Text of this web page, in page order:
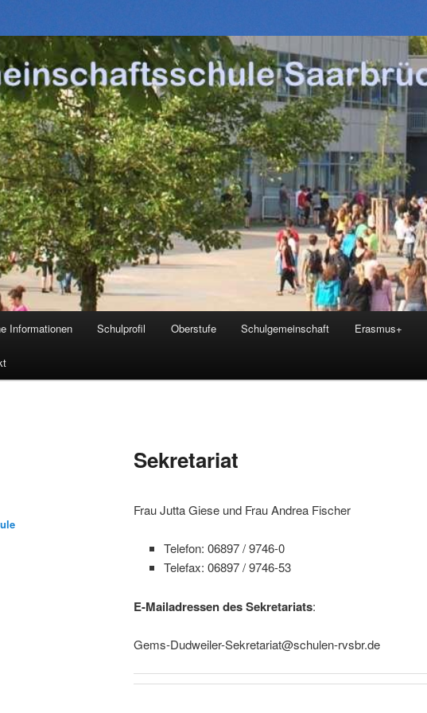
Informationen Schulprofil Oberstufe Schulgemeinschaft Erasmus+
Sekretariat
Frau Jutta Giese und Frau Andrea Fischer
Telefon: 06897 / 9746-0
Telefax: 06897 / 9746-53
E-Mailadressen des Sekretariats:
Gems-Dudweiler-Sekretariat@schulen-rvsbr.de